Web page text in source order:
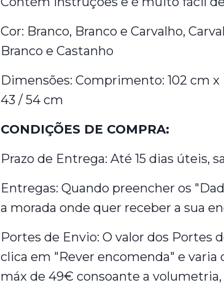
Cor: Branco, Branco e Carvalho,
Branco e Castanho
Dimensões: Comprimento: 102 cm x
43 / 54 cm
CONDIÇÕES DE COMPRA:
Prazo de Entrega: Até 15 dias úteis,
Entregas: Quando preencher os
a morada onde quer receber a sua
Portes de Envio: O valor dos Portes
clica em "Rever encomenda" e varia
máx de 49€ consoante a volumetria,